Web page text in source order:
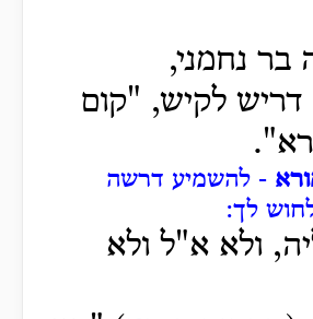
בר נחמני,
דריש לקיש, "קום
- להשמיע דרשה
לך:
ולא א"ל ולא